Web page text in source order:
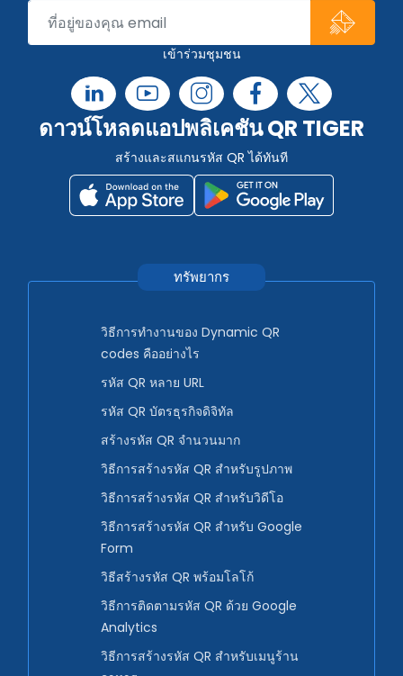
เข้าร่วมชุมชน
ดาวน์โหลดแอปพลิเคชัน QR TIGER
สร้างและสแกนรหัส QR ได้ทันที
ทรัพยากร
วิธีการทำงานของ Dynamic QR
codes คืออย่างไร
รหัส QR หลาย URL
รหัส QR บัตรธุรกิจดิจิทัล
สร้างรหัส QR จำนวนมาก
วิธีการสร้างรหัส QR สำหรับรูปภาพ
วิธีการสร้างรหัส QR สำหรับวิดีโอ
วิธีการสร้างรหัส QR สำหรับ Google
Form
วิธีสร้างรหัส QR พร้อมโลโก้
วิธีการติดตามรหัส QR ด้วย Google
Analytics
วิธีการสร้างรหัส QR สำหรับเมนูร้าน